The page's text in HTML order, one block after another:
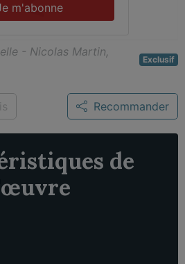
m'abonne
- Nicolas Martin,
Exclusif
Recommander
de